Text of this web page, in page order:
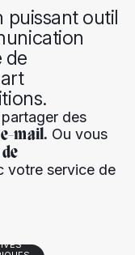
puissant outil
de
des
e-mail. Ou vous
votre service de